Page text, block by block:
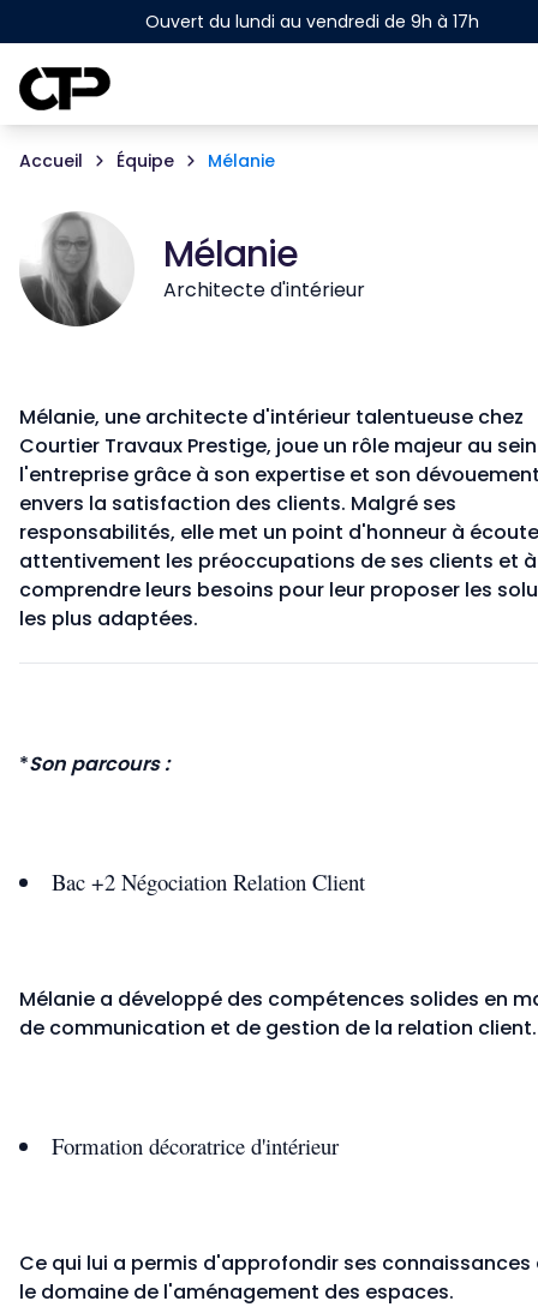
Ouvert du lundi au vendredi de 9h à 17h
Accueil Équipe Mélanie
Mélanie
Architecte d'intérieur
Mélanie, une architecte d'intérieur talentueuse chez
Courtier Travaux Prestige, joue un rôle majeur au
l'entreprise grâce à son expertise et son
envers la satisfaction des clients. Malgré ses
responsabilités, elle met un point d'honneur à
attentivement les préoccupations de ses clients et à
comprendre leurs besoins pour leur proposer les
les plus adaptées.
*Son parcours :
Bac +2 Négociation Relation Client
Mélanie a développé des compétences solides en
de communication et de gestion de la relation client.
Formation décoratrice d'intérieur
Ce qui lui a permis d'approfondir ses connaissances
le domaine de l'aménagement des espaces.